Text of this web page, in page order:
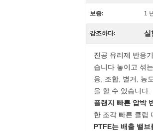
보증: 1
강조하다: 실
진공 유리제 반응
습니다 놓이고 섞
응, 조합, 별거, 농
을 할 수 있습니다.
플랜지 빠른 압박
한 조각 빠른 클립
PTFE는 배출 밸브